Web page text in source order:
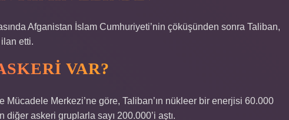
Afganistan İslam Cumhuriyeti’nin çöküşünden sonra Taliban,
etti.
VAR?
Merkezi’ne göre, Taliban’ın nükleer bir enerjisi 60.000
diğer askeri gruplarla sayı 200.000’i aştı.